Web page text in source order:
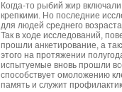
Когда-то рыбий жир
крепкими. Но последние
для людей среднего
Так в ходе исследований,
прошли анкетирование, а
этого на протяжении
испытуемые вновь прошли
способствует омоложению
память и служит